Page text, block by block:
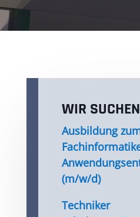
WIR
Ausbildung
(m/w/d)
Techniker